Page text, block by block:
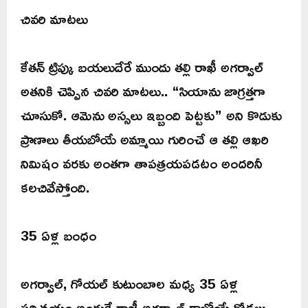
చివరి మాటలు
కేతన్ ట్రిప్కు బయలుదేరే ముందు తల్లి రాఖీ అగర్వాల్
అతనికి చెప్పిన చివరి మాటలు.. “సియాను జాగ్రత్తగా
చూసుకో. ఆమెను అస్సలు ఇబ్బంది పెట్టకు” అని కొడుకు
ప్రాణాలు తీయబోయే అమ్మాయి గురించే ఆ తల్లి ఆఖరి
నిమిషం వరకు అంతగా తాపత్రయపడటం అందరినీ
కలచివేస్తోంది.
35 ఏళ్ల బంధం
అగర్వాల్, గోయల్ కుటుంబాల మధ్య 35 ఏళ్ల